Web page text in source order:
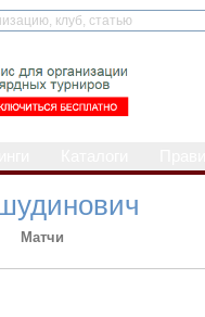
Матчи